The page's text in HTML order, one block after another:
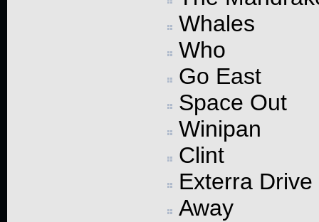
Whales
Who
Go East
Space Out
Winipan
Clint
Exterra Drive
Away